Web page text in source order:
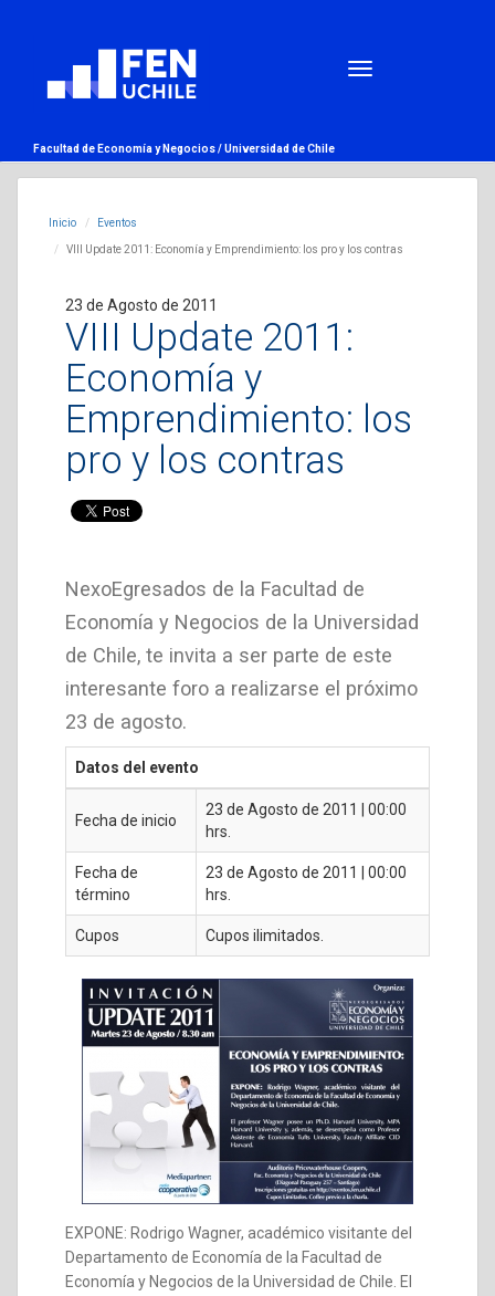
Facultad de Economía y Negocios /Universidad de Chile
Inicio Eventos
VIII Update 2011: Economía y Emprendimiento: los pro y los contras
23 de Agosto de 2011
VIII Update 2011:
Economía y
Emprendimiento: los
pro y los contras
NexoEgresados de la Facultad de
Economía y Negocios de la Universidad
de Chile, te invita a ser parte de este
interesante foro a realizarse el próximo
23 de agosto.
Datos del evento
Fecha de inicio
23 de Agosto de 2011 | 00:00
hrs.
Fecha de
término
23 de Agosto de 2011 | 00:00
hrs.
Cupos Cupos ilimitados.
EXPONE: Rodrigo Wagner, académico visitante del
Departamento de Economía de la Facultad de
Economía y Negocios de la Universidad de Chile. El